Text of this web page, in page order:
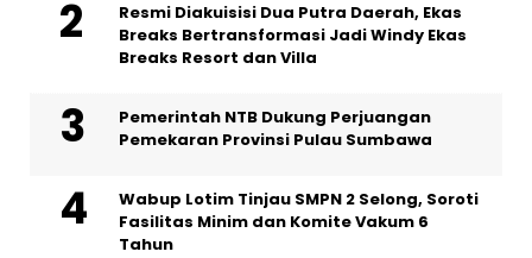
Resmi Diakuisisi Dua Putra Daerah, Ekas
Breaks Bertransformasi Jadi Windy Ekas
Breaks Resort dan Villa
Pemerintah NTB Dukung Perjuangan
Pemekaran Provinsi Pulau Sumbawa
Wabup Lotim Tinjau SMPN 2 Selong, Soroti
Fasilitas Minim dan Komite Vakum 6
Tahun